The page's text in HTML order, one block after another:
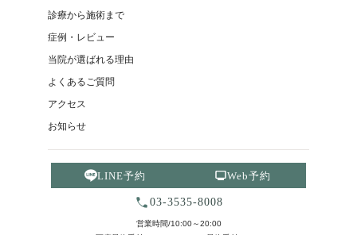
診療から施術まで
症例・レビュー
当院が選ばれる理由
よくあるご質問
アクセス
お知らせ
LINE予約 Web予約
03-3535-8008
営業時間/10:00～20:00